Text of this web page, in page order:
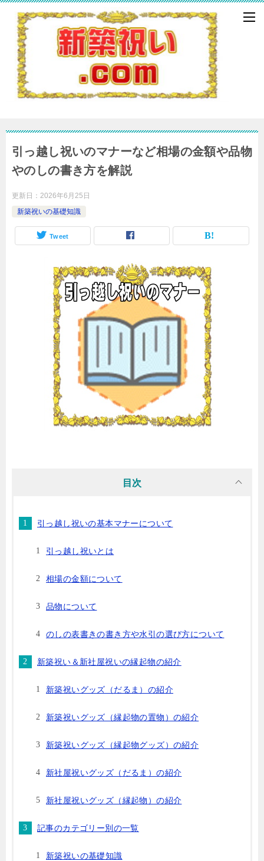
引っ越し祝いのマナーなど相場の金額や品物
やのしの書き方を解説
更新日： 2026年6月25日
新築祝いの基礎知識
Tweet
目次
引っ越し祝いの基本マナーについて
引っ越し祝いとは
相場の金額について
品物について
のしの表書きの書き方や水引の選び方について
新築祝い＆新社屋祝いの縁起物の紹介
新築祝いグッズ（だるま）の紹介
新築祝いグッズ（縁起物の置物）の紹介
新築祝いグッズ（縁起物グッズ）の紹介
新社屋祝いグッズ（だるま）の紹介
新社屋祝いグッズ（縁起物）の紹介
記事のカテゴリー別の一覧
新築祝いの基礎知識